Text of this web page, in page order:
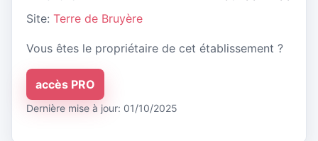
Site: Terre de Bruyère
Vous êtes le propriétaire de cet établissement ?
accès PRO
Dernière mise à jour: 01/10/2025